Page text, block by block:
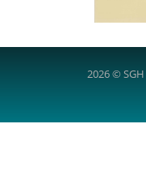
2026 ©